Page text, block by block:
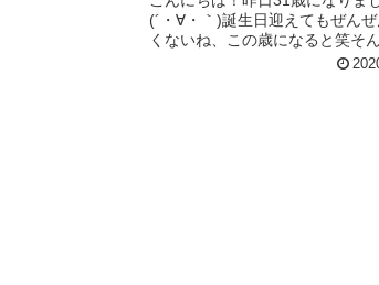
(´・∀・｀)誕生日迎えてもぜんぜ
くないね、この歳になると笑そん
とよりオーリーが全然上手にで